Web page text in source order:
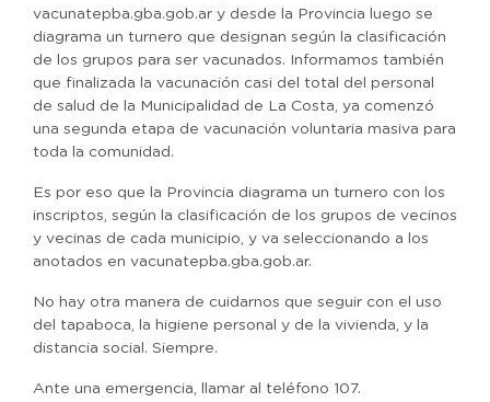
vacunatepba.gba.gob.ar y desde la Provincia luego se
diagrama un turnero que designan según la clasificación
de los grupos para ser vacunados. Informamos también
que finalizada la vacunación casi del total del personal
de salud de la Municipalidad de La Costa, ya comenzó
una segunda etapa de vacunación voluntaria masiva para
toda la comunidad.
Es por eso que la Provincia diagrama un turnero con los
inscriptos, según la clasificación de los grupos de vecinos
y vecinas de cada municipio, y va seleccionando a los
anotados en vacunatepba.gba.gob.ar.
No hay otra manera de cuidarnos que seguir con el uso
del tapaboca, la higiene personal y de la vivienda, y la
distancia social. Siempre.
Ante una emergencia, llamar al teléfono 107.